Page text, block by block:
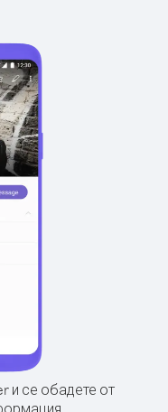
и се обадете от